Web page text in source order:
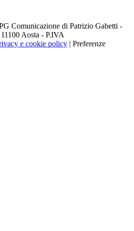
Comunicazione di Patrizio Gabetti -
Aosta - P.IVA
e cookie policy | Preferenze